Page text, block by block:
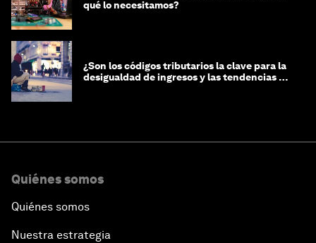
qué lo necesitamos?
¿Son los códigos tributarios la clave para la
desigualdad de ingresos y las tendencias de
Quiénes somos
Quiénes somos
Nuestra estrategia